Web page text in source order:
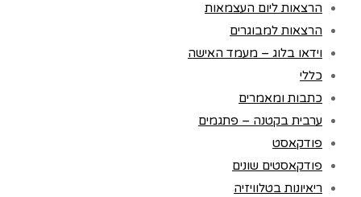
הרצאות ליום העצמאות
הרצאות למבוגרים
וידאו בלוג – מעמד האישה
כללי
כתבות ומאמרים
ערבית בקטנה – פתגמים
פודקאסט
פודקאסטים שונים
ריאיונות בטלוויזיה